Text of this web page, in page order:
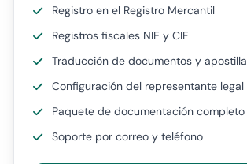
Registro en el Registro Mercantil
Registros fiscales NIE y CIF
Traducción de documentos y apostilla
Configuración del representante legal
Paquete de documentación completo
Soporte por correo y teléfono